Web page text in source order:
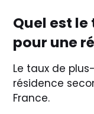
Quel est
pour une
Le taux de
résidence
France.